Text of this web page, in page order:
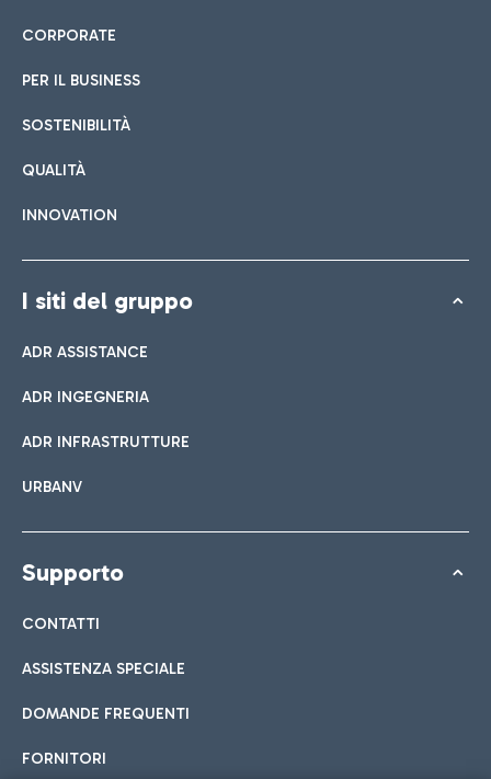
CORPORATE
PER IL BUSINESS
SOSTENIBILITÀ
QUALITÀ
INNOVATION
I siti del gruppo
ADR ASSISTANCE
ADR INGEGNERIA
ADR INFRASTRUTTURE
URBANV
Supporto
CONTATTI
ASSISTENZA SPECIALE
DOMANDE FREQUENTI
FORNITORI